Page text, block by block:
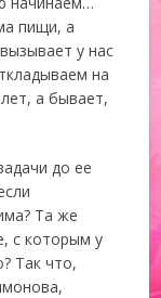
пищи, а
у нас
на
а бывает,
до ее
Та же
с которым у
Так что,